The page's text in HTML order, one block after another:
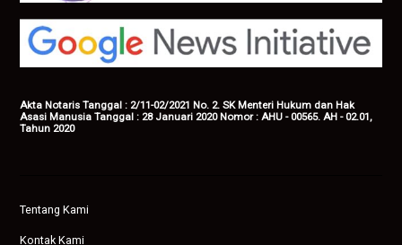
Akta Notaris Tanggal : 2/11-02/2021 No. 2. SK Menteri Hukum dan Hak
Asasi Manusia Tanggal : 28 Januari 2020 Nomor : AHU - 00565. AH - 02.01,
Tahun 2020
Tentang Kami
Kontak Kami